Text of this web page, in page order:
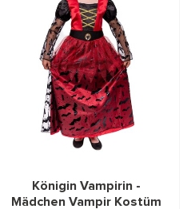
Königin Vampirin -
Mädchen Vampir Kostüm